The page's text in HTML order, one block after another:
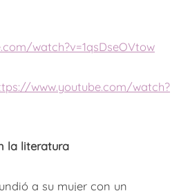
watch?v=1qsDseOVtow
www.youtube.com/watch?
la literatura
a su mujer con un